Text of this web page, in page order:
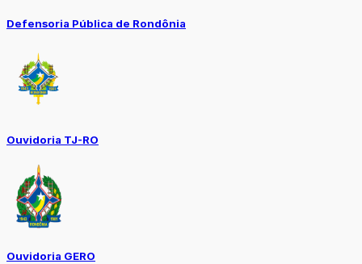
Defensoria Pública de Rondônia
Ouvidoria TJ-RO
Ouvidoria GERO